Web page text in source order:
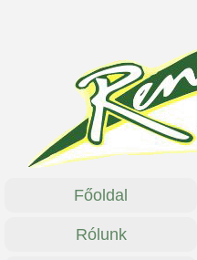
Főoldal
Rólunk